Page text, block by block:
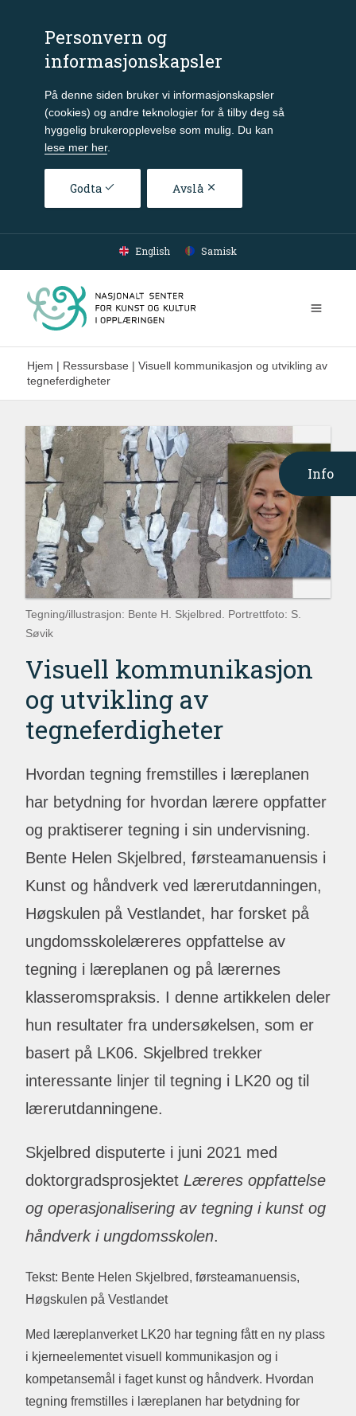
Personvern og
informasjonskapsler
På denne siden bruker vi informasjonskapsler
(cookies) og andre teknologier for å tilby deg så
hyggelig brukeropplevelse som mulig. Du kan
lese mer her.
Godta Avslå
Gå til hovedinnhold
English Samisk
Hjem | Ressursbase | Visuell kommunikasjon og utvikling av
tegneferdigheter
Info
Tegning/illustrasjon: Bente H. Skjelbred. Portrettfoto: S.
Søvik
Visuell kommunikasjon
og utvikling av
tegneferdigheter
Hvordan tegning fremstilles i læreplanen
har betydning for hvordan lærere oppfatter
og praktiserer tegning i sin undervisning.
Bente Helen Skjelbred, førsteamanuensis i
Kunst og håndverk ved lærerutdanningen,
Høgskulen på Vestlandet, har forsket på
ungdomsskolelæreres oppfattelse av
tegning i læreplanen og på lærernes
klasseromspraksis. I denne artikkelen deler
hun resultater fra undersøkelsen, som er
basert på LK06. Skjelbred trekker
interessante linjer til tegning i LK20 og til
lærerutdanningene.
Skjelbred disputerte i juni 2021 med
doktorgradsprosjektet Læreres oppfattelse
og operasjonalisering av tegning i kunst og
håndverk i ungdomsskolen.
Tekst: Bente Helen Skjelbred, førsteamanuensis,
Høgskulen på Vestlandet
Med læreplanverket LK20 har tegning fått en ny plass
i kjerneelementet visuell kommunikasjon og i
kompetansemål i faget kunst og håndverk. Hvordan
tegning fremstilles i læreplanen har betydning for